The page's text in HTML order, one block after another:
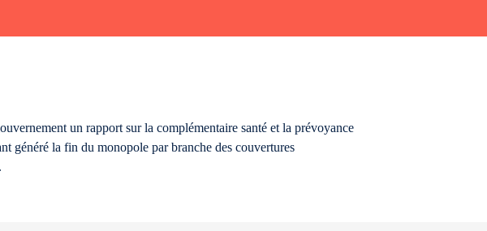
un rapport sur la complémentaire santé et la prévoyance
généré la fin du monopole par branche des couvertures